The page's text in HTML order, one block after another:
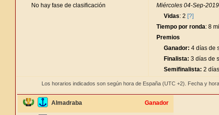
No hay fase de clasificación
Miércoles 04-Sep-
Vidas: 2 [?]
Tiempo por ronda: 8
Premios
Ganador: 4 días de
Finalista: 3 días de
Semifinalista: 2
Los horarios indicados son según hora de España (UTC +2). Fecha y
Almadraba Ganador